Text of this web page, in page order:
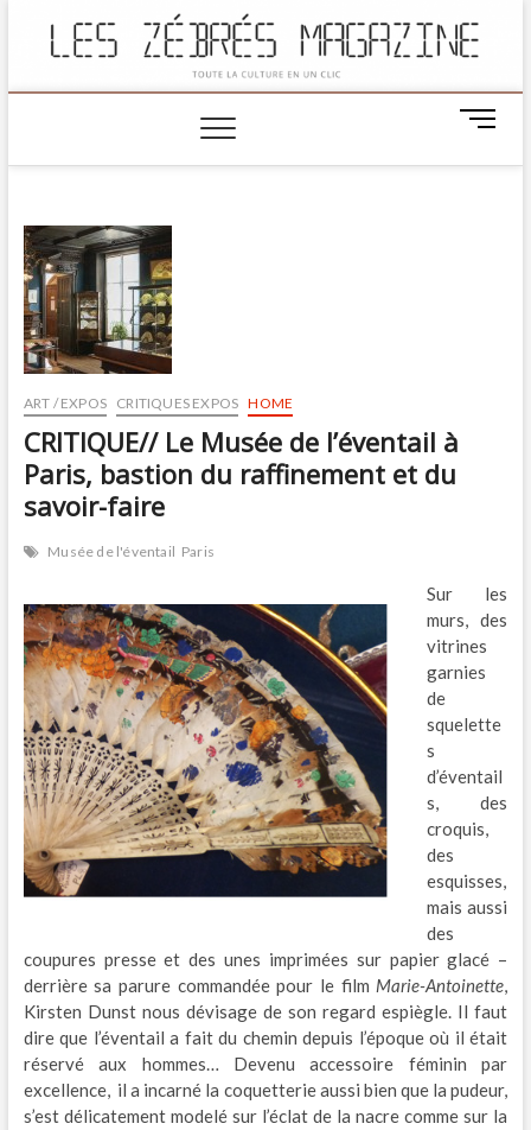
M
n
ART / EXPOS CRITIQUES EXPOS HOME
CRITIQUE// Le Musée de l’éventail à
Paris, bastion du raffinement et du
savoir-faire
Musée de l'éventail Paris
Sur les
murs, des
vitrines
garnies
de
squelette
s
d’éventail
s, des
croquis,
des
esquisses,
mais aussi
des
coupures presse et des unes imprimées sur papier glacé –
derrière sa parure commandée pour le film Marie-Antoinette,
Kirsten Dunst nous dévisage de son regard espiègle. Il faut
dire que l’éventail a fait du chemin depuis l’époque où il était
réservé aux hommes… Devenu accessoire féminin par
excellence, il a incarné la coquetterie aussi bien que la pudeur,
s’est délicatement modelé sur l’éclat de la nacre comme sur la